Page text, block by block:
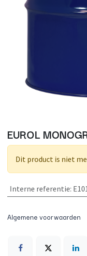
EUROL
Dit product is niet
Interne referentie:
Algemene voorwaarden